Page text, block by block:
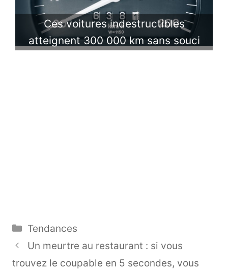
Ces voitures indestructibles
atteignent 300 000 km sans souci
Catégories
Tendances
Un meurtre au restaurant : si vous
trouvez le coupable en 5 secondes, vous